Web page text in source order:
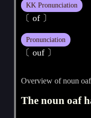
KK Pronunciation
〔 of 〕
Pronunciation
〔 ouf 〕
Overview of noun oaf
The noun oaf